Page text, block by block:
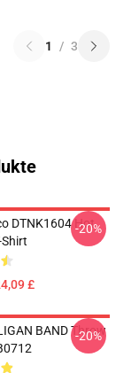
1 / 3
DTNK1604 Hot
£
-20%
BAND Throw
-20%